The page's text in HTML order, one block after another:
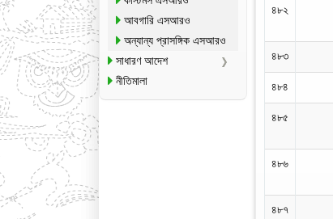
আবগারি এসআরও
অন্যান্য প্রাসঙ্গিক এসআরও
সাধারণ আদেশ
নীতিমালা
৪৮২
৪৮৩
৪৮৪
৪৮৫
৪৮৬
৪৮৭